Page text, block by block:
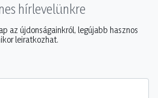
hírlevelünkre
az újdonságainkról, legújabb hasznos
leiratkozhat.